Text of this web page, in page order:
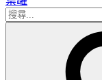
搜